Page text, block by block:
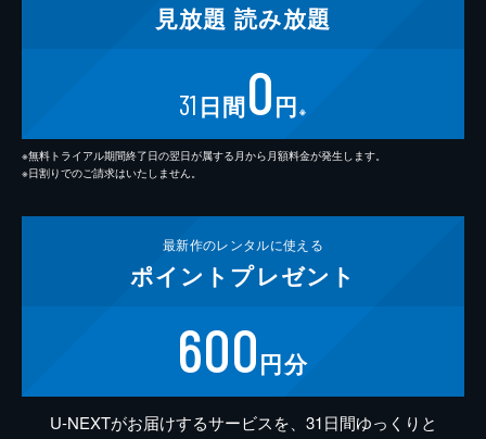
見放題 読み放題
31 日間0円 ※
※無料トライアル期間終了日の翌日が属する月から月額料金が発生します。
※日割りでのご請求はいたしません。
最新作のレンタルに使える
ポイント プレゼント
600円分
U-NEXTがお届けするサービスを、31日間ゆっくりと